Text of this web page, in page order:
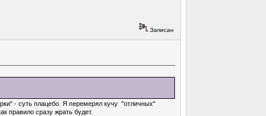
Записан
- суть плацебо. Я перемерял кучу "отличных"
правило сразу жрать будет.